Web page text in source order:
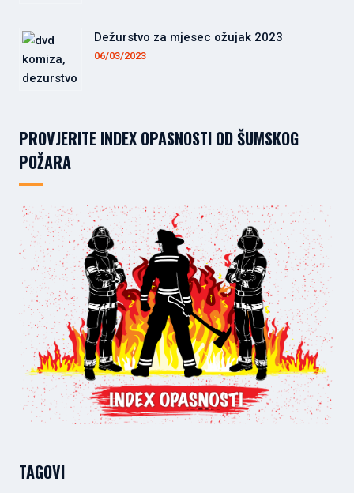
Dežurstvo za mjesec ožujak 2023
06/03/2023
PROVJERITE INDEX OPASNOSTI OD ŠUMSKOG
POŽARA
TAGOVI